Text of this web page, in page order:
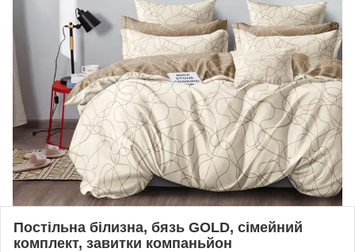
Постільна білизна, бязь GOLD, сімейний
комплект, завитки компаньйон